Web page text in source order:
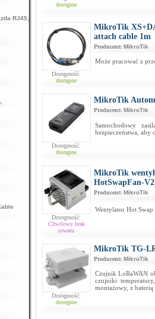
RJ45
,
dostępne
Dostępność:
dostępne
MikroTik
attach cable 1m
Producent: MikroTik
Może pracować z
Dostępność:
dostępne
MikroTik
Producent: MikroTik
Samochodowy
bezpieczeństwa,
Dostępność:
Chwilowy brak
towaru
MikroTik
HotSwapFan-
Producent: MikroTik
Wentylator Hot
Dostępność:
dostępne
MikroTik TG-
Producent: MikroTik
Czujnik LoRaWAN
czujniki
montażowy, z